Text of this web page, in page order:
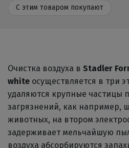
С этим товаром покупают
Очистка воздуха в Stadler
white осуществляется в три
удаляются крупные частицы
загрязнений, как например,
животных, на втором
задерживает мельчайшую
воздуха абсорбируются